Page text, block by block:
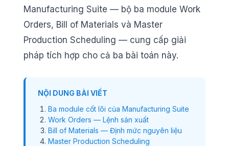
Manufacturing Suite — bộ ba module Work
Orders, Bill of Materials và Master
Production Scheduling — cung cấp giải
pháp tích hợp cho cả ba bài toán này.
NỘI DUNG BÀI VIẾT
Ba module cốt lõi của Manufacturing Suite
Work Orders — Lệnh sản xuất
Bill of Materials — Định mức nguyên liệu
Master Production Scheduling